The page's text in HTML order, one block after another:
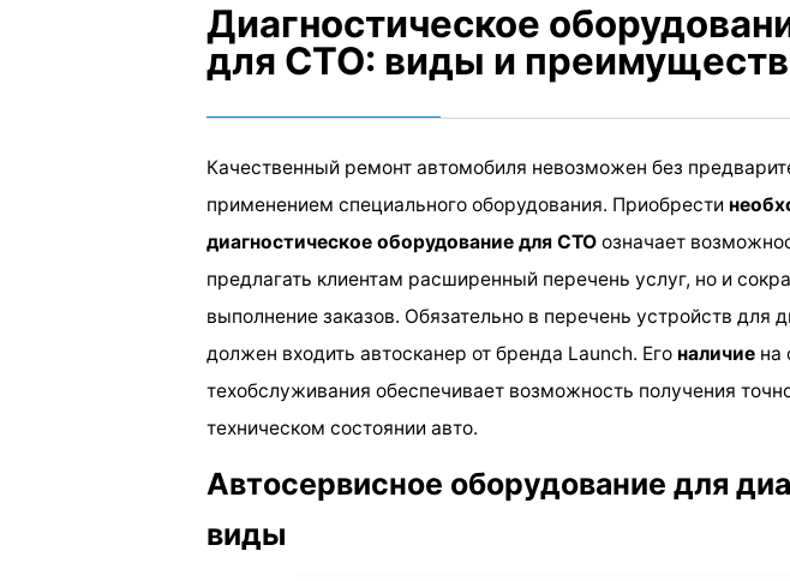
Диагностическое
для СТО: виды и
Качественный ремонт автомобиля невозможен без
применением специального оборудования. Приобрести
диагностическое оборудование для СТО означает
предлагать клиентам расширенный перечень услуг, но и
выполнение заказов. Обязательно в перечень устройств для
должен входить автосканер от бренда Launch. Его наличие на
техобслуживания обеспечивает возможность получения
техническом состоянии авто.
Автосервисное оборудование для
виды